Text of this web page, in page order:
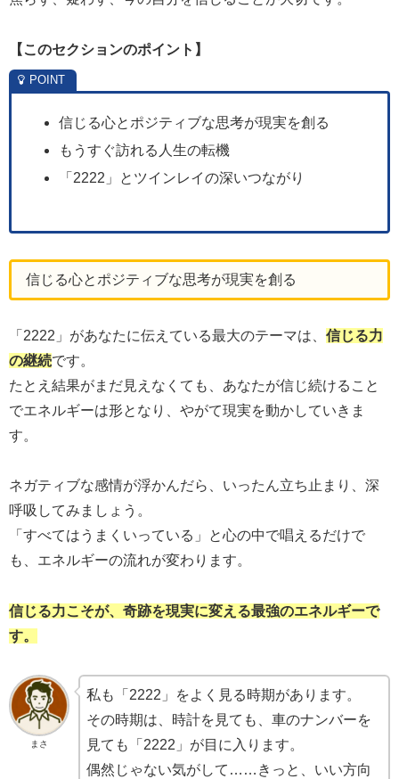
【 このセクションのポイント】
信じる心とポジティブな思考が現実を創る
もうすぐ訪れる人生の転機
「2222」とツインレイの深いつながり
信じる心とポジティブな思考が現実を創る
「2222」があなたに伝えている最大のテーマは、 信じる力
の継続です。
たとえ結果がまだ見えなくても、あなたが信じ続けること
でエネルギーは形となり、やがて現実を動かしていきま
す。
ネガティブな感情が浮かんだら、いったん立ち止まり、深
呼吸してみましょう。
「すべてはうまくいっている」と心の中で唱えるだけで
も、エネルギーの流れが変わります。
信じる力こそが、奇跡を現実に変える最強のエネルギーで
す。
まさ
私も「2222」をよく見る時期があります。
その時期は、時計を見ても、車のナンバーを
見ても「2222」が目に入ります。
偶然じゃない気がして……きっと、いい方向